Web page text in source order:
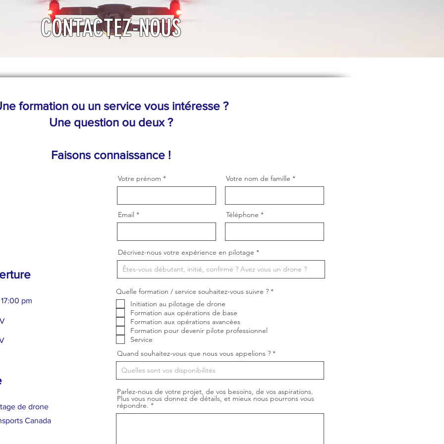
CONTACTEZ-NOUS
formation ou un service vous intéresse ?
Une question ou deux ?
Faisons connaissance !
pm
de drone
Canada
Votre prénom
Email
Votre nom de famille
Téléphone
Décrivez-nous votre expérience en pilotage
Quelle formation / service souhaitez-vous suivre ? *O
r
e
Initiation au pilotage de drone
Formation aux opérations de base
Formation aux opérations avancées
Formation pour devenir pilote professionnel
Service
Quand souhaitez-vous que nous vous appelions ?
Parlez-nous de votre projet, de vos besoins, de vos aspirations.
Plus vous nous donnez de détails, et mieux nous pourrons vous
répondre.